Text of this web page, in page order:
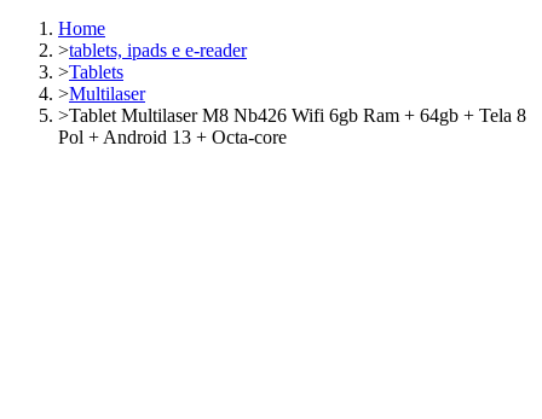
Home
>tablets, ipads e e-reader
>Tablets
>Multilaser
>Tablet Multilaser M8 Nb426 Wifi 6gb Ram + 64gb + Tela 8
Pol + Android 13 + Octa-core